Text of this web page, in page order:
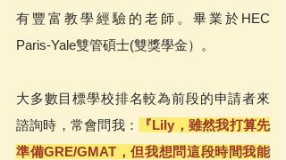
有豐富教學經驗的老師。畢業於HEC
Paris-Yale雙管碩士(雙獎學金）。
大多數目標學校排名較為前段的申請者來
諮詢時，常會問我：
『Lily，雖然我打算先
準備GRE/GMAT，但我想問這段時間我能